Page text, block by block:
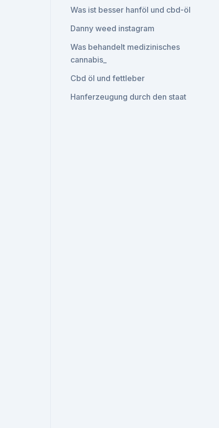
Was ist besser hanföl und cbd-öl
Danny weed instagram
Was behandelt medizinisches
cannabis_
Cbd öl und fettleber
Hanferzeugung durch den staat